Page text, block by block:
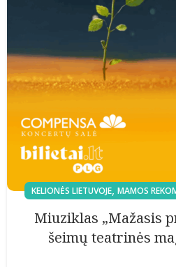
KELIONĖS LIETUVOJE, MAMOS
Miuziklas „Mažasis
šeimų teatrinės